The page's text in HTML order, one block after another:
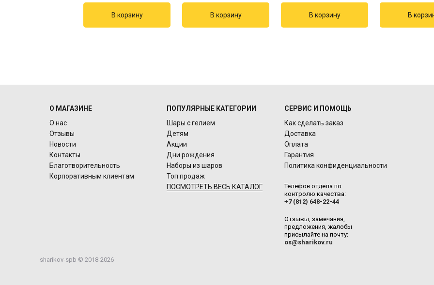
О МАГАЗИНЕ
О нас
Отзывы
Новости
Контакты
Благотворительность
Корпоративным клиентам
ПОПУЛЯРНЫЕ КАТЕГОРИИ
Шары с гелием
Детям
Акции
Дни рождения
Наборы из шаров
Топ продаж
ПОСМОТРЕТЬ ВЕСЬ КАТАЛОГ
СЕРВИС И ПОМОЩЬ
Как сделать заказ
Доставка
Оплата
Гарантия
Политика конфиденциальности
Телефон отдела по
контролю качества:
+7 (812) 648-22-44
Отзывы, замечания,
предложения, жалобы
присылайте на почту:
os@sharikov.ru
sharikov-spb © 2018-2026